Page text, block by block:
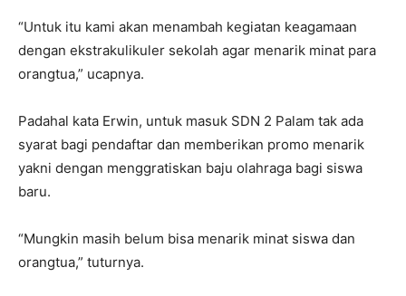
“Untuk itu kami akan menambah kegiatan keagamaan
dengan ekstrakulikuler sekolah agar menarik minat para
orangtua,” ucapnya.
Padahal kata Erwin, untuk masuk SDN 2 Palam tak ada
syarat bagi pendaftar dan memberikan promo menarik
yakni dengan menggratiskan baju olahraga bagi siswa
baru.
“Mungkin masih belum bisa menarik minat siswa dan
orangtua,” tuturnya.